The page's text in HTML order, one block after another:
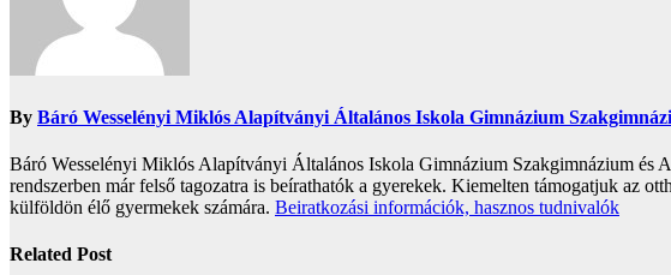
By Báró Wesselényi Miklós Alapítványi Általános Iskola Gimnázium
Báró Wesselényi Miklós Alapítványi Általános Iskola Gimnázium Szakgimnázium és
rendszerben már felső tagozatra is beírathatók a gyerekek. Kiemelten támogatjuk az
külföldön élő gyermekek számára. Beiratkozási információk, hasznos tudnivalók
Related Post